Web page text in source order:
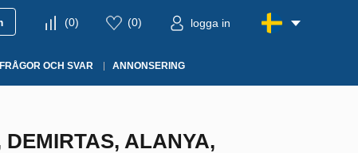
(0) (0) logga in
FRÅGOR OCH SVAR ANNONSERING
ALANYA,